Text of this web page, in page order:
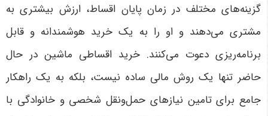
گزینه‌های مختلف در زمان پایان اقساط، ارزش بیشتری به
مشتری می‌دهند و او را به یک خرید هوشمندانه و قابل
برنامه‌ریزی دعوت می‌کنند. خرید اقساطی ماشین در حال
حاضر تنها یک روش مالی ساده نیست، بلکه به یک راهکار
جامع برای تامین نیازهای حمل‌ونقل شخصی و خانوادگی با